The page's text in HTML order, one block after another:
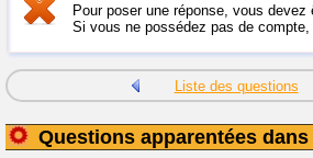
Pour poser une réponse, vous devez
Si vous ne possédez pas de compte,
Liste des questions
Questions apparentées